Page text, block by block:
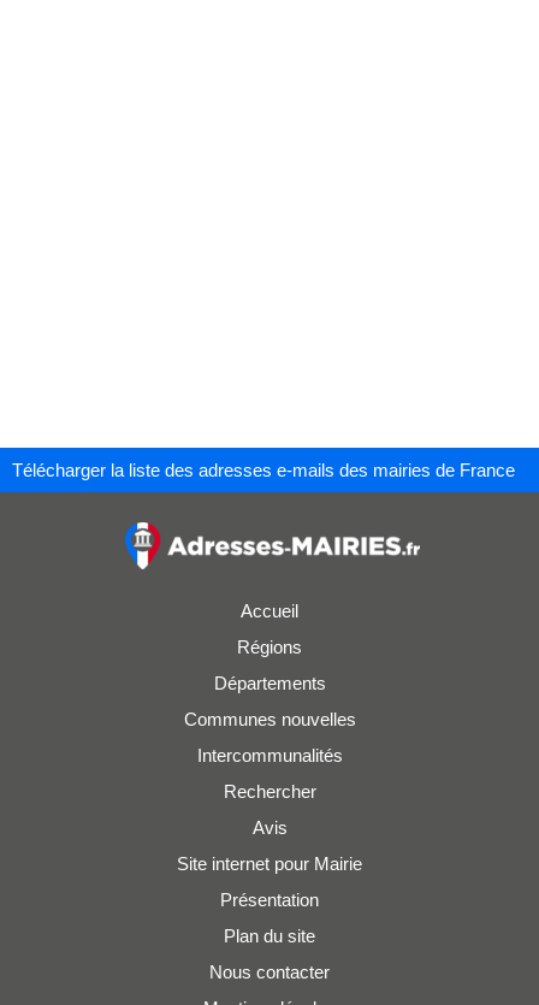
Télécharger la liste des adresses e-mails des mairies de France
Accueil
Régions
Départements
Communes nouvelles
Intercommunalités
Rechercher
Avis
Site internet pour Mairie
Présentation
Plan du site
Nous contacter